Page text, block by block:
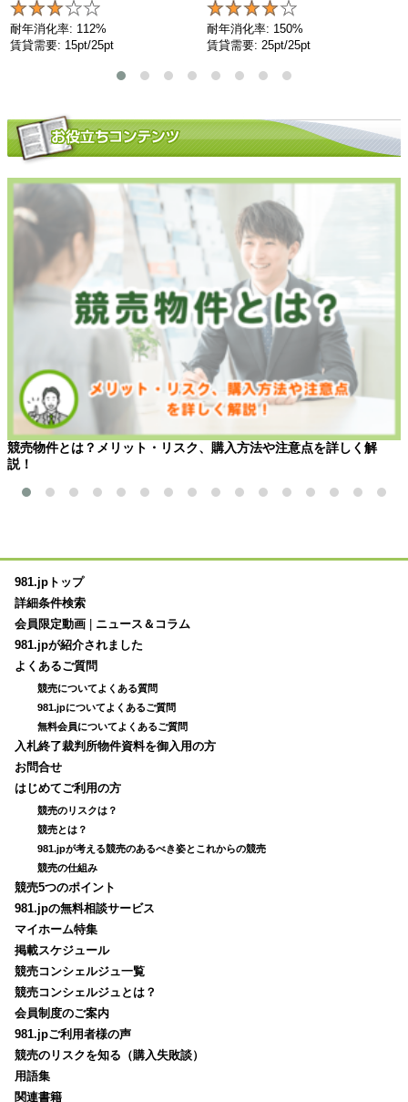
耐年消化率: 112%
賃貸需要: 15pt/25pt
耐年消化率: 150%
賃貸需要: 25pt/25pt
競売物件とは？メリット・リスク、購入方法や注意点を詳しく解
説！
981.jpトップ
詳細条件検索
会員限定動画
ニュース＆コラム
981.jpが紹介されました
よくあるご質問
競売についてよくある質問
981.jpについてよくあるご質問
無料会員についてよくあるご質問
入札終了裁判所物件資料を御入用の方
お問合せ
はじめてご利用の方
競売のリスクは？
競売とは？
981.jpが考える競売のあるべき姿とこれからの競売
競売の仕組み
競売5つのポイント
981.jpの無料相談サービス
マイホーム特集
掲載スケジュール
競売コンシェルジュ一覧
競売コンシェルジュとは？
会員制度のご案内
981.jpご利用者様の声
競売のリスクを知る（購入失敗談）
用語集
関連書籍